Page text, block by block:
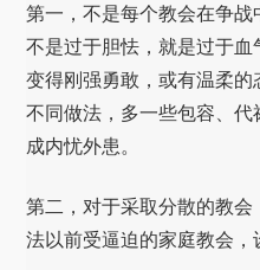
第一，不是每个教会在争
不是过于胆怯，就是过于血
变得刚强勇敢，或有温柔
不同做法，多一些包容、
成内忧外患。
第二，对于采取分散的教
法以前受逼迫的家庭教会，